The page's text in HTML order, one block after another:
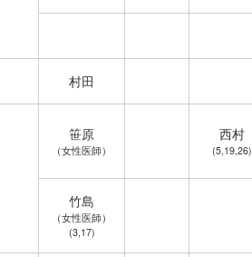
村田
笹原
（女性医師）
西村
(5,19,26)
竹島
（女性医師）
(3,17)